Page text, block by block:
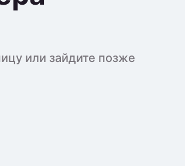
или зайдите позже